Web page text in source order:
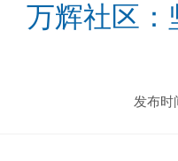
万辉社区：
发布时